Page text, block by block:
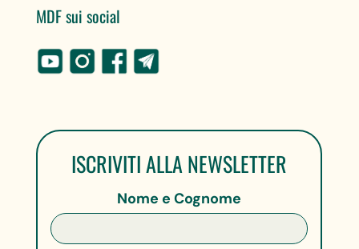
MDF sui social
ISCRIVITI ALLA NEWSLETTER
Nome e Cognome